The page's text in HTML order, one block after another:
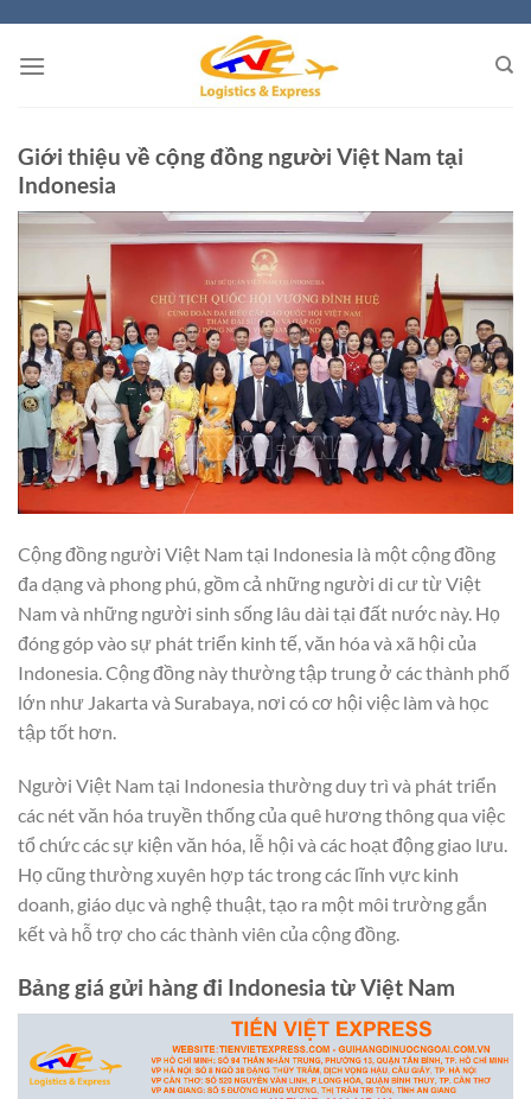
content
Giới thiệu về cộng đồng người Việt Nam tại
Indonesia
Cộng đồng người Việt Nam tại Indonesia là một cộng đồng
đa dạng và phong phú, gồm cả những người di cư từ Việt
Nam và những người sinh sống lâu dài tại đất nước này. Họ
đóng góp vào sự phát triển kinh tế, văn hóa và xã hội của
Indonesia. Cộng đồng này thường tập trung ở các thành phố
lớn như Jakarta và Surabaya, nơi có cơ hội việc làm và học
tập tốt hơn.
Người Việt Nam tại Indonesia thường duy trì và phát triển
các nét văn hóa truyền thống của quê hương thông qua việc
tổ chức các sự kiện văn hóa, lễ hội và các hoạt động giao lưu.
Họ cũng thường xuyên hợp tác trong các lĩnh vực kinh
doanh, giáo dục và nghệ thuật, tạo ra một môi trường gắn
kết và hỗ trợ cho các thành viên của cộng đồng.
Bảng giá gửi hàng đi Indonesia từ Việt Nam